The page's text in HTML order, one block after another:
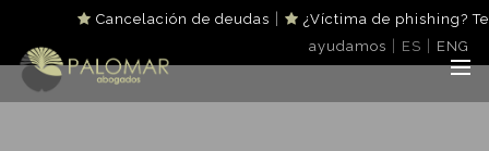
Cancelación de deudas
¿Víctima de phishing? Te
ayudamos
ES ENG